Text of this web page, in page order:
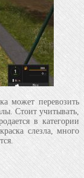
может перевозить
Стоит учитывать,
в категории
слезла, много